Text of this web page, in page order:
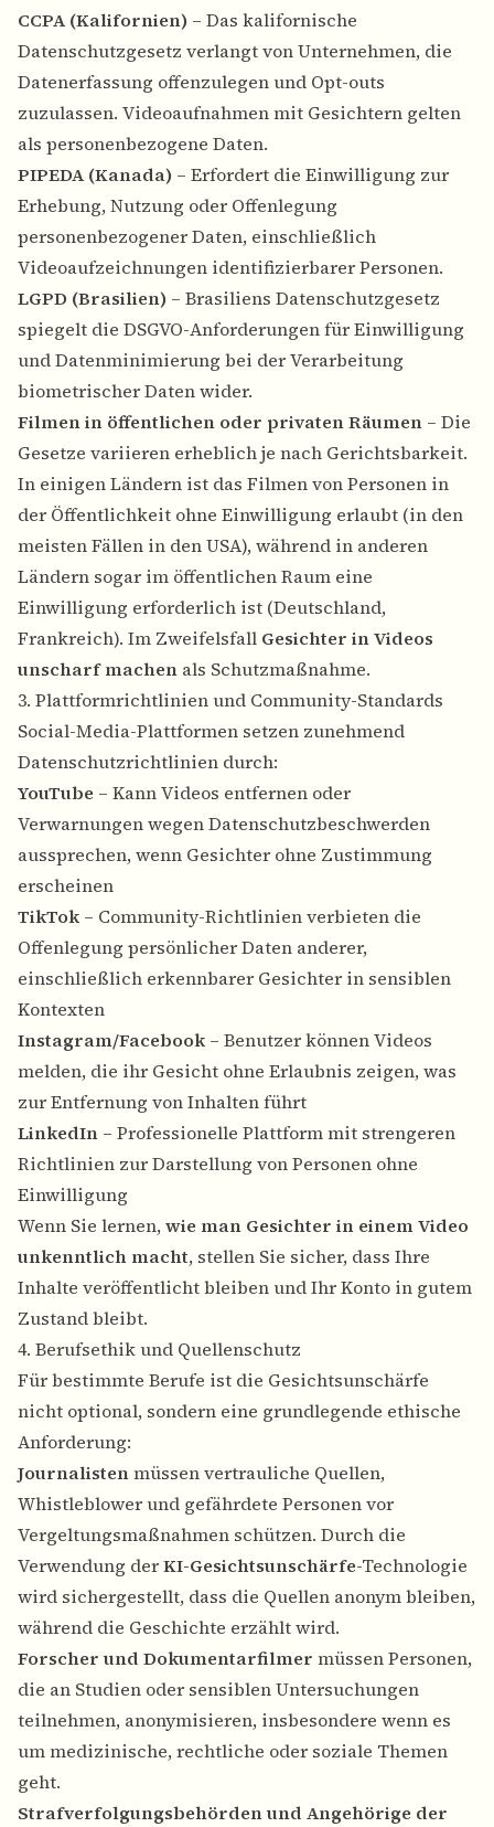
CCPA (Kalifornien) – Das kalifornische
Datenschutzgesetz verlangt von Unternehmen, die
Datenerfassung offenzulegen und Opt-outs
zuzulassen. Videoaufnahmen mit Gesichtern gelten
als personenbezogene Daten.
PIPEDA (Kanada) – Erfordert die Einwilligung zur
Erhebung, Nutzung oder Offenlegung
personenbezogener Daten, einschließlich
Videoaufzeichnungen identifizierbarer Personen.
LGPD (Brasilien) – Brasiliens Datenschutzgesetz
spiegelt die DSGVO-Anforderungen für Einwilligung
und Datenminimierung bei der Verarbeitung
biometrischer Daten wider.
Filmen in öffentlichen oder privaten Räumen – Die
Gesetze variieren erheblich je nach Gerichtsbarkeit.
In einigen Ländern ist das Filmen von Personen in
der Öffentlichkeit ohne Einwilligung erlaubt (in den
meisten Fällen in den USA), während in anderen
Ländern sogar im öffentlichen Raum eine
Einwilligung erforderlich ist (Deutschland,
Frankreich). Im Zweifelsfall Gesichter in Videos
unscharf machen als Schutzmaßnahme.
3. Plattformrichtlinien und Community-Standards
Social-Media-Plattformen setzen zunehmend
Datenschutzrichtlinien durch:
YouTube – Kann Videos entfernen oder
Verwarnungen wegen Datenschutzbeschwerden
aussprechen, wenn Gesichter ohne Zustimmung
erscheinen
TikTok – Community-Richtlinien verbieten die
Offenlegung persönlicher Daten anderer,
einschließlich erkennbarer Gesichter in sensiblen
Kontexten
Instagram/Facebook – Benutzer können Videos
melden, die ihr Gesicht ohne Erlaubnis zeigen, was
zur Entfernung von Inhalten führt
LinkedIn – Professionelle Plattform mit strengeren
Richtlinien zur Darstellung von Personen ohne
Einwilligung
Wenn Sie lernen,wie man Gesichter in einem Video
unkenntlich macht, stellen Sie sicher, dass Ihre
Inhalte veröffentlicht bleiben und Ihr Konto in gutem
Zustand bleibt.
4. Berufsethik und Quellenschutz
Für bestimmte Berufe ist die Gesichtsunschärfe
nicht optional, sondern eine grundlegende ethische
Anforderung:
Journalistenmüssen vertrauliche Quellen,
Whistleblower und gefährdete Personen vor
Vergeltungsmaßnahmen schützen. Durch die
Verwendung derKI-Gesichtsunschärfe-Technologie
wird sichergestellt, dass die Quellen anonym bleiben,
während die Geschichte erzählt wird.
Forscher und Dokumentarfilmer müssen Personen,
die an Studien oder sensiblen Untersuchungen
teilnehmen, anonymisieren, insbesondere wenn es
um medizinische, rechtliche oder soziale Themen
geht.
Strafverfolgungsbehörden und Angehörige der